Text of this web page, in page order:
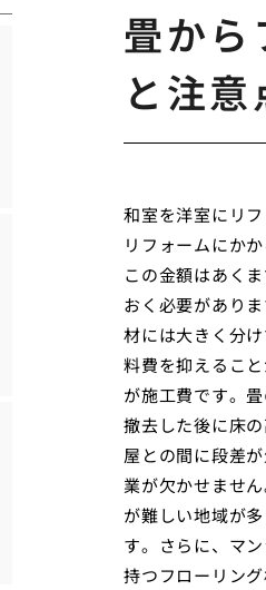
畳か
と注意
和室を洋室にリ
リフォームにか
この金額はあく
おく必要があり
材には大きく分
料費を抑えるこ
が施工費です。
撤去した後に床
屋との間に段差
業が欠かせませ
が難しい地域が
す。さらに、マ
持つフローリン